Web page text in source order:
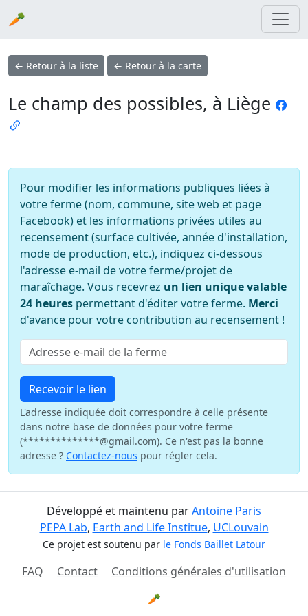
🥕
← Retour à la liste ← Retour à la carte
Le champ des possibles, à Liège
Pour modifier les informations publiques liées à
votre ferme (nom, commune, site web et page
Facebook) et les informations privées utiles au
recensement (surface cultivée, année d'installation,
mode de production, etc.), indiquez ci-dessous
l'adresse e-mail de votre ferme/projet de
maraîchage. Vous recevrez un lien unique valable
24 heures permettant d'éditer votre ferme. Merci
d'avance pour votre contribution au recensement !
Recevoir le lien
L'adresse indiquée doit correspondre à celle présente
dans notre base de données pour votre ferme
(**************@gmail.com). Ce n'est pas la bonne
adresse ? Contactez-nous pour régler cela.
Développé et maintenu parAntoine Paris
PEPA Lab, Earth and Life Institue, UCLouvain
Ce projet est soutenu par le Fonds Baillet Latour
FAQ Contact
Conditions générales d'utilisation
🥕